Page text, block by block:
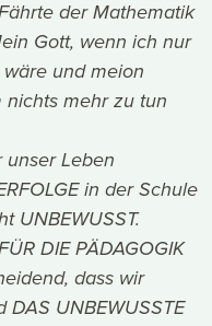
der Mathematik
Gott, wenn ich nur
und meion
mehr zu tun
Leben
in der Schule
UNBEWUSST.
DIE PÄDAGOGIK
dass wir
UNBEWUSSTE